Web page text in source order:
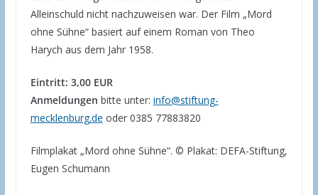
Alleinschuld nicht nachzuweisen war. Der Film „Mord
ohne Sühne“ basiert auf einem Roman von Theo
Harych aus dem Jahr 1958.
Eintritt: 3,00 EUR
Anmeldungen bitte unter: info@stiftung-
mecklenburg.de oder 0385 77883820
Filmplakat „Mord ohne Sühne“. © Plakat: DEFA-Stiftung,
Eugen Schumann